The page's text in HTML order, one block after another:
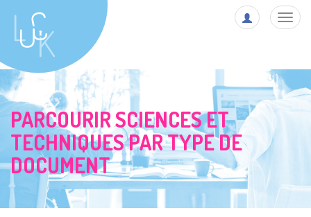
PARCOURIR SCIENCES ET
TECHNIQUES PAR TYPE DE
DOCUMENT